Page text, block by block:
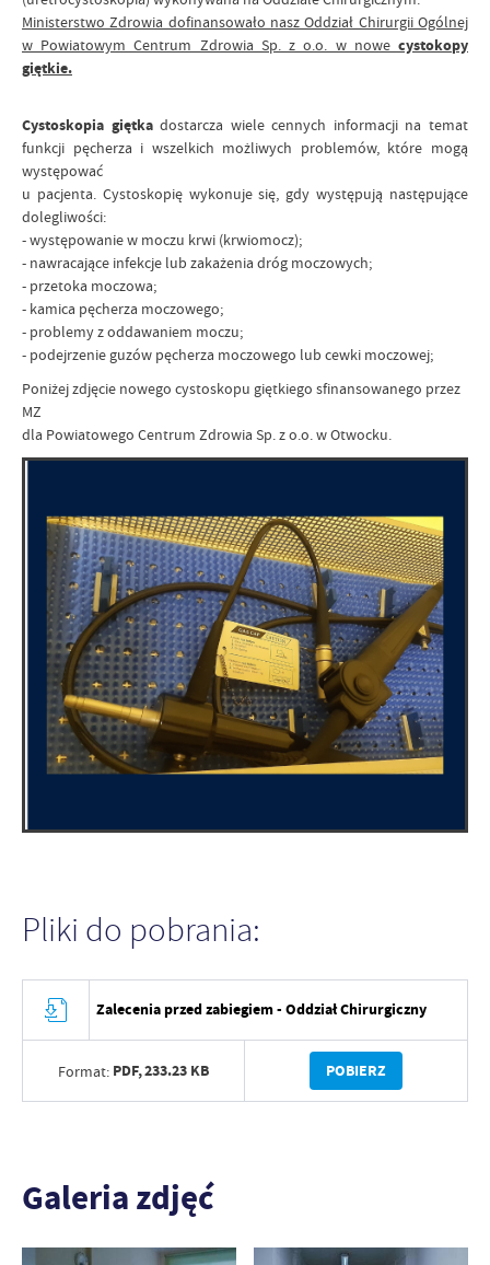
Ministerstwo Zdrowia dofinansowało nasz Oddział Chirurgii Ogólnej
w Powiatowym Centrum Zdrowia Sp. z o.o. w nowe cystokopy
giętkie.
Cystoskopia giętkadostarcza wiele cennych informacji na temat
funkcji pęcherza i wszelkich możliwych problemów, które mogą
występować
u pacjenta. Cystoskopię wykonuje się, gdy występują następujące
dolegliwości:
- występowanie w moczu krwi (krwiomocz);
- nawracające infekcje lub zakażenia dróg moczowych;
- przetoka moczowa;
- kamica pęcherza moczowego;
- problemy z oddawaniem moczu;
- podejrzenie guzów pęcherza moczowego lub cewki moczowej;
Poniżej zdjęcie nowego cystoskopu giętkiego sfinansowanego przez
MZ
dla Powiatowego Centrum Zdrowia Sp. z o.o. w Otwocku.
Pliki do pobrania:
Zalecenia przed zabiegiem - Oddział Chirurgiczny
Format: PDF,233.23 KB POBIERZ
Galeria zdjęć